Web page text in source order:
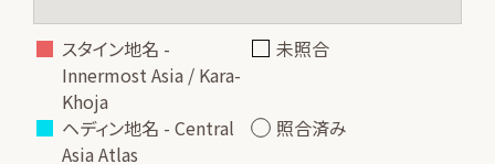
スタイン地名 -
Innermost Asia / Kara-
Khoja
未照合
ヘディン地名 - Central
Asia Atlas
照合済み